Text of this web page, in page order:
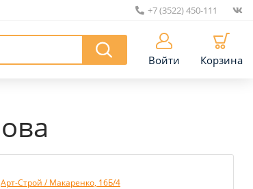
+7 (3522) 450-111
Войти Корзина
Арт-Строй / Макаренко, 16Б/4